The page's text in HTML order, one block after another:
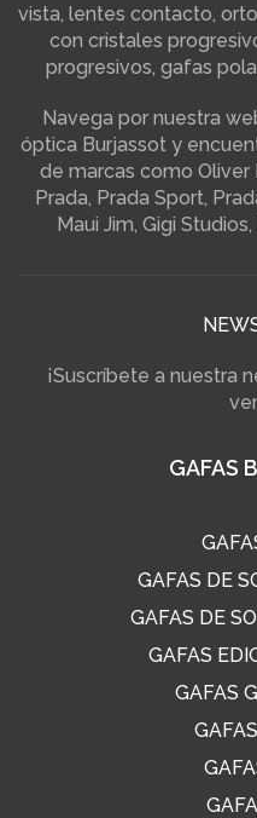
vista, lentes contacto,
con cristales
progresivos, gafas
Navega por nuestra
óptica Burjassot y
de marcas como Oliver
Prada, Prada Sport,
Maui Jim, Gigi
¡Suscríbete a nuestra
GAFAS
GAFAS DE
GAFAS DE
GAFAS
GAFAS